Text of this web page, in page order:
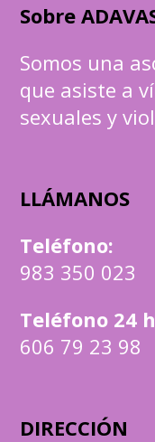
Sobre
Somos una
que asiste a
sexuales y
LLÁMANOS
Teléfono:
983 350 023
Teléfono 24
606 79 23 98
DIRECCIÓN